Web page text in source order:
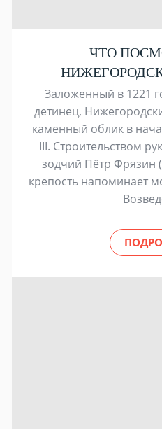
ЧТО
Заложенный в 1221
детинец,
каменный облик в
III. Строительством
зодчий Пётр Фрязин
крепость напоминает